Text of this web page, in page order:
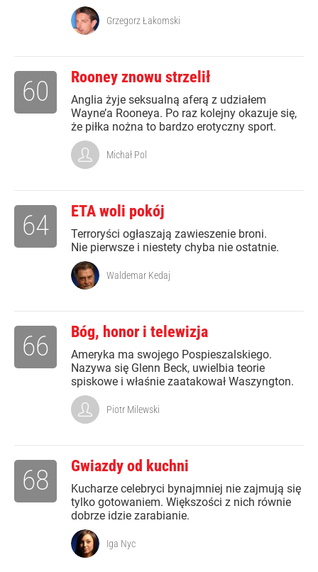
Grzegorz Łakomski
Rooney znowu strzelił
Anglia żyje seksualną aferą z udziałem
Wayne’a Rooneya. Po raz kolejny okazuje się,
że piłka nożna to bardzo erotyczny sport.
60
Michał Pol
ETA woli pokój
Terroryści ogłaszają zawieszenie broni.
Nie pierwsze i niestety chyba nie ostatnie.
64
Waldemar Kedaj
Bóg, honor i telewizja
Ameryka ma swojego Pospieszalskiego.
Nazywa się Glenn Beck, uwielbia teorie
spiskowe i właśnie zaatakował Waszyngton.
66
Piotr Milewski
Gwiazdy od kuchni
Kucharze celebryci bynajmniej nie zajmują się
tylko gotowaniem. Większości z nich równie
dobrze idzie zarabianie.
68
Iga Nyc